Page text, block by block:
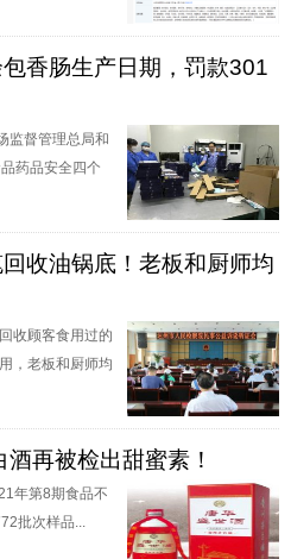
香肠生产日期，罚款301
监督管理总局和
药品安全四个
收油锅底！老板和厨师均
收顾客食用过的
，老板和厨师均
再被检出甜蜜素！
年第8期食品不
批次样品...